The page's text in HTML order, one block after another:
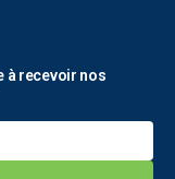
à recevoir nos